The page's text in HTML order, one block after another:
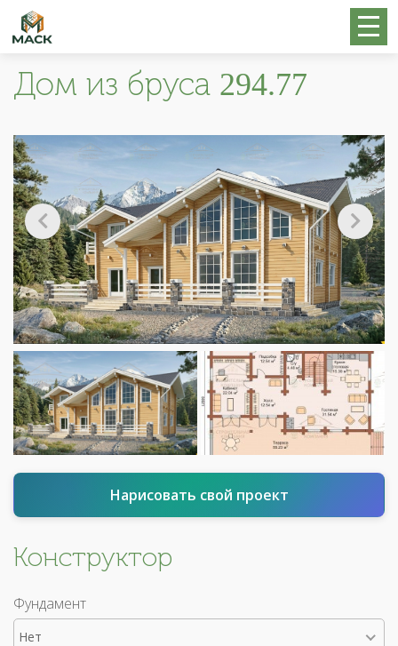
Дом из бруса 294.77
Нарисовать свой проект
Конструктор
Фундамент
Нет